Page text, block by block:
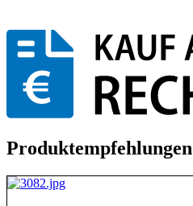
Produktempfehlungen